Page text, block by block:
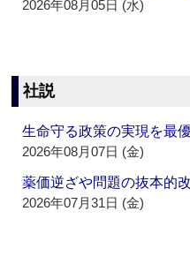
2026年08月05日 (水)
社説
生命守る政策の実現を最
2026年08月07日 (金)
薬価逆ざや問題の抜本的
2026年07月31日 (金)